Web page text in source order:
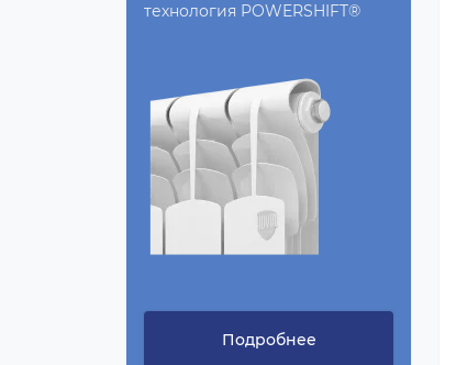
технология POWERSHIFT®
Подробнее